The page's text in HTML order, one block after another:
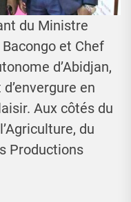
du Ministre
et Chef
d’Abidjan,
en
Aux côtés du
du
Productions